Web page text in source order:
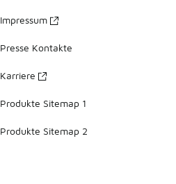
Impressum
Presse Kontakte
Karriere
Produkte Sitemap 1
Produkte Sitemap 2